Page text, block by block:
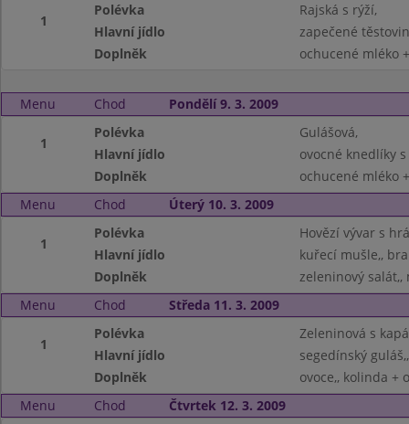
1
Polévka
Rajská s rýží,
Hlavní jídlo
zapečené
Doplněk
ochucené mléko
Menu Chod Pondělí 9. 3. 2009
1
Polévka
Gulášová,
Hlavní jídlo
ovocné knedlíky
Doplněk
ochucené mléko
Menu
Chod Úterý 10. 3. 2009
1
Polévka
Hovězí vývar s
Hlavní jídlo
kuřecí mušle,,
Doplněk
zeleninový
Menu
Chod Středa 11. 3. 2009
1
Polévka
Zeleninová s
Hlavní jídlo
segedínský
Doplněk
ovoce,, kolinda +
Menu
Chod Čtvrtek 12. 3. 2009